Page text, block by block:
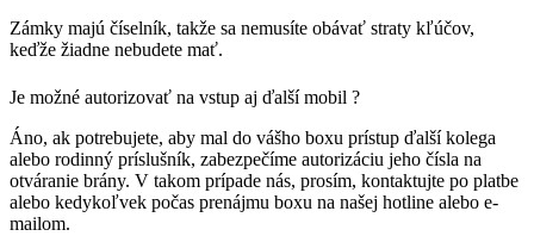
Zámky majú číselník, takže sa nemusíte obávať straty kľúčov,
keďže žiadne nebudete mať.
Je možné autorizovať na vstup aj ďalší mobil ?
Áno, ak potrebujete, aby mal do vášho boxu prístup ďalší kolega
alebo rodinný príslušník, zabezpečíme autorizáciu jeho čísla na
otváranie brány. V takom prípade nás, prosím, kontaktujte po platbe
alebo kedykoľvek počas prenájmu boxu na našej hotline alebo e-
mailom.